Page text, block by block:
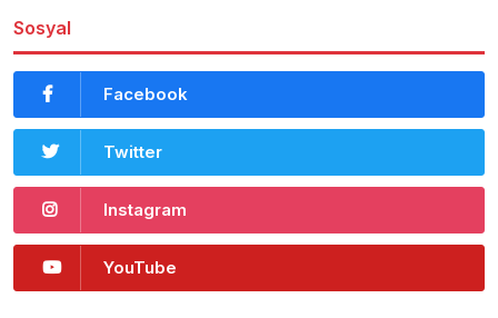
Sosyal
Facebook
Twitter
Instagram
YouTube